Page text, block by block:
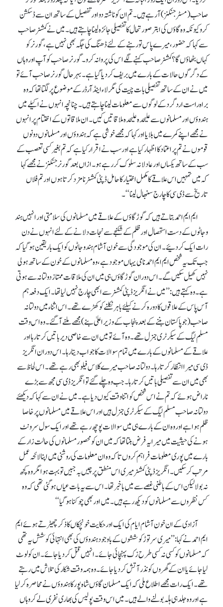
صاحب (مسٹر جنکنز) آ رہے ہیں۔ تم ان کو ناشتہ دو اور تفصیل کے ساتھ ان سے ڈسکشن
کرو کیونکہ وہ گاؤں کی ابتر صورتحال کا تفصیلی جائزہ لینا چاہتے ہیں۔ میں نے کمشنر صاحب
سے کہا کہ حضور، میرے پاس تو رہنے کے لئے ڈھنگ کی جگہ بھی نہیں ہے، گورنر کو
کہاں بٹھاؤں گا؟ کمشنر صاحب کہنے لگے اس کی پروانہ کرو۔ گورنر صاحب کو آپ اور وہاں
کے دگرگوں حالات کے بارے میں بریف کر دیا گیا ہے۔ بہرحال گورنر صاحب آئے تو
میں نے ان کے ساتھ تفصیلی بات چیت کی مگر لاء اینڈآرڈر کے موضوع پر لگتا تھا کہ وہ
براہ راست اردگرد کے لوگوں سے معلومات لینا چاہتے ہیں۔ چنانچہ انہوں نے اکیلے میں
ہندوؤں اور مسلمانوں سے علیحدہ علیحدہ ملاقاتیں کیں۔ ان ملاقاتوں کے اختتام پر انہوں
نے مجھے اپنے کمرے میں بلایا اور کہا کہ مجھے خوشی ہے کہ ہندوؤں اور مسلمانوں دونوں
قوموں نے تم پر اعتماد کا اظہار کیا ہے اور سب نے اقرار کیا ہے کہ تم بغیر کسی تعصب کے
سب کے ساتھ یکساں اور عادلانہ سلوک کر رہے ہو۔ ازاں بعد گورنر جنکنز نے مجھے کہا
کہ میں تمہیں اس علاقے کا مکمل اختیار کا حامل ڈپٹی کمشنر نامزد کرتا ہوں اور تم فلاں
تاریخ سے ڈی سی کا چارج سنبھال لینا‘‘۔
ایم ایم احمد بتاتے ہیں کہ گوڑ گاؤں کے علاقے میں مسلمانوں کی سلامتی اور انہیں ہند
و جاٹوں کے دست استحصال اور ظلم کے شکنجے سے نجات دلانے کے لئے انہوں نے دن
رات ایک کر دئیے۔ ان کی موجودگی سے خون آشام ہندو جاٹوں کوایک بار یقین ہو گیا کہ
جب تک یہ شخص ایم ایم احمدنامی یہاں موجود ہے، وہ مسلمانوں کے خون کے ساتھ ہولی
نہیں کھیل سکیں گے۔ اس دوران گوڑ گاؤں ہی میں ان کی ملاقات ممتاز دولتانہ سے ہوتی
ہے۔ وہ کہتے ہیں: ’’میں نے انگریز ڈپٹی کمشنر سے ابھی چارج نہیں لیاتھا۔ ایک دفعہ ہم
آس پاس کے علاقوں کا دورہ کرنے کیلئے باہر نکلنے کو کھڑے تھے۔ ا س اثناء میں دولتانہ
صاحب(جو پاکستان بننے کے بعد پنجاب کے وزیر اعلیٰ بنے) مجھے ملنے آ گئے۔ وہ اس وقت
مسلم لیگ کے سیکرٹری جنرل تھے۔ وہ آئے تو میں ان سے خاصی دیر باتیں کرتا رہا اور
علاقے کے مسلمانوں کے بارے میں تمام سوالات کا جواب دیتا رہا۔ اس دوران انگریز
ڈی سی میرا انتظار کرتا رہا۔ دولتانہ صاحب میرے کلاس فیلو بھی رہے تھے۔ اس لحاظ سے
بھی میں ان سے تفصیلی باتیں کرتا رہا۔ جب وہ چلے گئے تو انگریز ڈی سی مجھ سے بڑے
ناراض ہوئے کہ تم نے اس شخص کو اتنا وقت کیوں دیا ہے۔ میں نے ان سے کہا کہ دیکھئے
دولتانہ صاحب مسلم لیگ کے سیکرٹری جنرل ہیں اور اس علاقے میں مسلمانوں پر خاصا
ظلم ہوا ہے اور وہ ان کے بارے ہی میں سوالات پوچھ رہے تھے اور ایک سول سرونٹ
ہونے کی حیثیت میں میرا یہ فرض بنتا تھا کہ میں ان کو محصور مسلمانوں کی حالت زار کے
بارے میں پوری معلومات فراہم کروں تا کہ وہ ان معلومات کی روشنی میں اپنا لائحہ عمل
مرتب کر سکیں۔ انگریز ڈپٹی کمشنر میر ی اس منطق پرچیں بہ جبیں تو بہت ہوا مگر وہ کچھ
نہ بولا لیکن اس کے باطنی غصے سے میں باخبر تھا۔ ا س سے یہ بات عیاں ہوگئی تھی کہ وہ
کس نظروں سے مسلمانوں کو دیکھ رہے ہیں۔ میں اور بھی چوکنا ہو گیا‘‘
آزادی کے ان خون آشام ایام کی ایک اور حکایت خونچکاں کا ذکر چھیڑتے ہوئے ایم
ایم احمدنے کہا: ’’میری سر توڑ کوششوں کے باوجود ہندوؤں کی بھی انتہائی کوشش یہ تھی
کہ مسلمانوں کو کسی نہ کسی طرح زک پہنچائی جائے۔ انہیں قتل کر دیاجائے۔ ان کو لوٹ
لیا جائے یا ان کے گھروں کو نذر آتش کر دیا جائے۔ وہ ہمہ وقت شکار کی تلاش میں رہتے
تھے۔ ایک رات مجھے اطلاع ملی کہ ایک مسلمان گاؤں شاہ پور کا ہندوؤں نے محاصرہ کر لیا
ہے اور وہ جلد ہی ہلہ بولنے والے ہیں۔ میں اس وقت پولیس کی بھاری نفری لے کر وہاں